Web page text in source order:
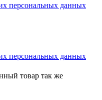
персональных данных
персональных данных
товар так же